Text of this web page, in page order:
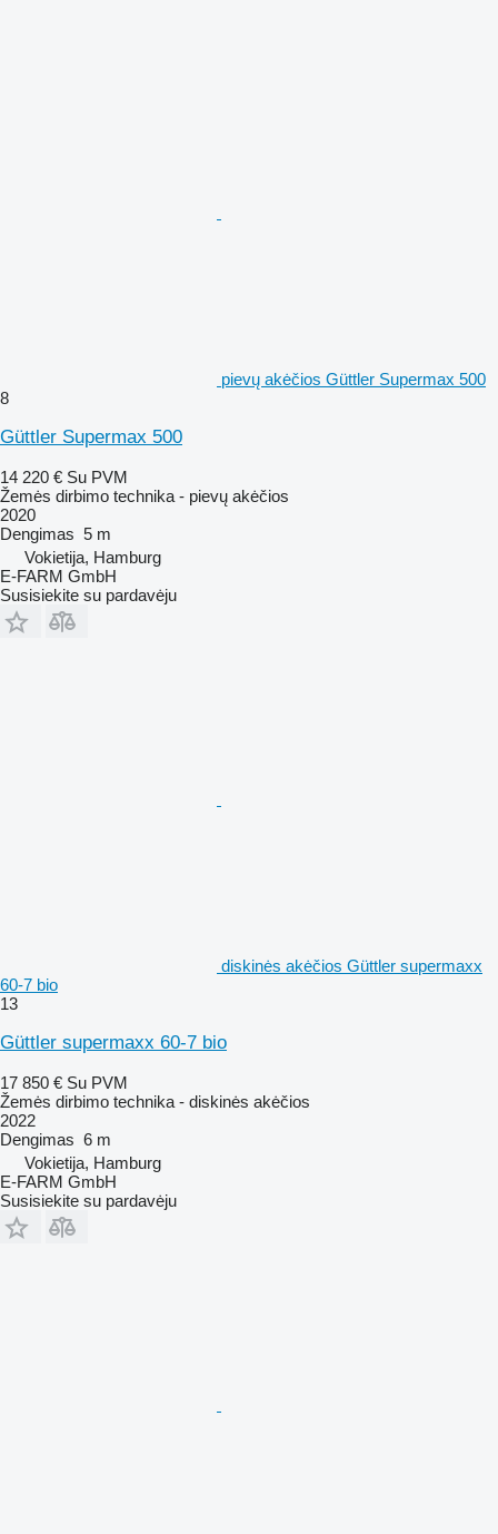
pievų akėčios Güttler Supermax 500
8
Güttler Supermax 500
14 220 € Su PVM
Žemės dirbimo technika - pievų akėčios
2020
Dengimas 5 m
Vokietija, Hamburg
E-FARM GmbH
Susisiekite su pardavėju
diskinės akėčios Güttler supermaxx
60-7 bio
13
Güttler supermaxx 60-7 bio
17 850 € Su PVM
Žemės dirbimo technika - diskinės akėčios
2022
Dengimas 6 m
Vokietija, Hamburg
E-FARM GmbH
Susisiekite su pardavėju